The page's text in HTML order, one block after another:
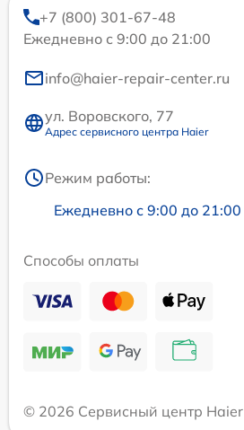
+7 (800) 301-67-48
Ежедневно с 9:00 до 21:00
info@haier-repair-center.ru
ул. Воровского, 77
Адрес сервисного центра Haier
Режим работы:
Ежедневно с 9:00 до 21:00
Способы оплаты
© 2026 Сервисный центр Haier